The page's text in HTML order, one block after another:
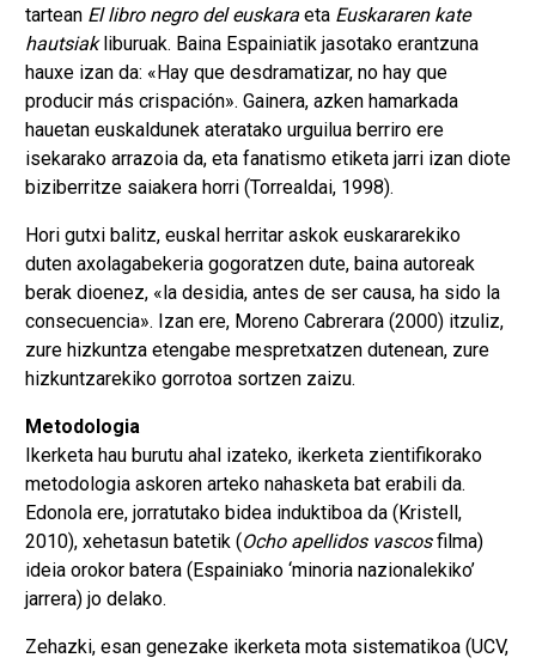
tartean El libro negro del euskaraeta Euskararen kate
hautsiakliburuak. Baina Espainiatik jasotako erantzuna
hauxe izan da: «Hay que desdramatizar, no hay que
producir más crispación». Gainera, azken hamarkada
hauetan euskaldunek ateratako urguilua berriro ere
isekarako arrazoia da, eta fanatismo etiketa jarri izan diote
biziberritze saiakera horri (Torrealdai, 1998).
Hori gutxi balitz, euskal herritar askok euskararekiko
duten axolagabekeria gogoratzen dute, baina autoreak
berak dioenez, «la desidia, antes de ser causa, ha sido la
consecuencia». Izan ere, Moreno Cabrerara (2000) itzuliz,
zure hizkuntza etengabe mespretxatzen dutenean, zure
hizkuntzarekiko gorrotoa sortzen zaizu.
Metodologia
Ikerketa hau burutu ahal izateko, ikerketa zientifikorako
metodologia askoren arteko nahasketa bat erabili da.
Edonola ere, jorratutako bidea induktiboa da (Kristell,
2010), xehetasun batetik (Ocho apellidos vascosfilma)
ideia orokor batera (Espainiako ‘minoria nazionalekiko’
jarrera) jo delako.
Zehazki, esan genezake ikerketa mota sistematikoa (UCV,